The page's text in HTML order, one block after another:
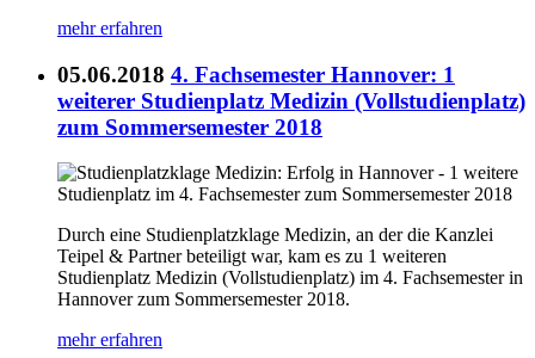
mehr erfahren
05.06.2018 4. Fachsemester Hannover: 1
weiterer Studienplatz Medizin (Vollstudienplatz)
zum Sommersemester 2018
Durch eine Studienplatzklage Medizin, an der die Kanzlei
Teipel & Partner beteiligt war, kam es zu 1 weiteren
Studienplatz Medizin (Vollstudienplatz) im 4. Fachsemester in
Hannover zum Sommersemester 2018.
mehr erfahren